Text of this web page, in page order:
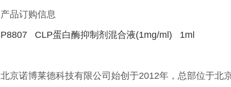
产品订购信息
P8807 CLP蛋白酶抑制剂混合液(1mg/ml) 1ml
北京诺博莱德科技有限公司始创于2012年，总部位于北